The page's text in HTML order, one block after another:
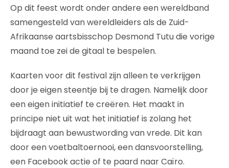
Op dit feest wordt onder andere een wereldband
samengesteld van wereldleiders als de Zuid-
Afrikaanse aartsbisschop Desmond Tutu die vorige
maand toe zei de gitaal te bespelen.
Kaarten voor dit festival zijn alleen te verkrijgen
door je eigen steentje bij te dragen. Namelijk door
een eigen initiatief te creëren. Het maakt in
principe niet uit wat het initiatief is zolang het
bijdraagt aan bewustwording van vrede. Dit kan
door een voetbaltoernooi, een dansvoorstelling,
een Facebook actie of te paard naar Caïro.